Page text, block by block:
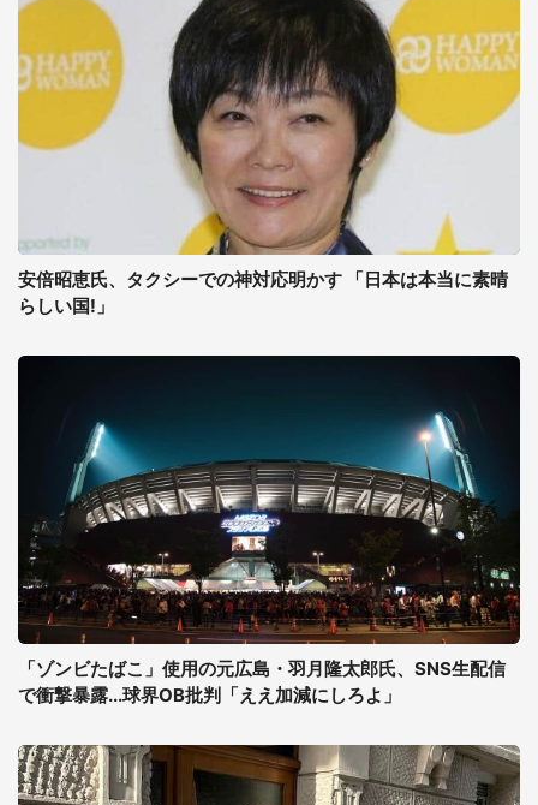
安倍昭恵氏、タクシーでの神対応明かす 「日本は本当に素晴
らしい国!」
「ゾンビたばこ」使用の元広島・羽月隆太郎氏、SNS生配信
で衝撃暴露...球界OB批判「ええ加減にしろよ」